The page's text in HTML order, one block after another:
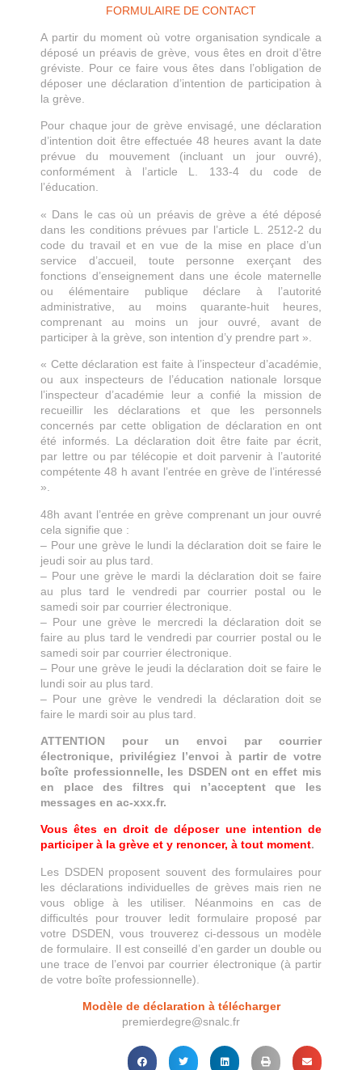
FORMULAIRE DE CONTACT
A partir du moment où votre organisation syndicale a
déposé un préavis de grève, vous êtes en droit d’être
gréviste. Pour ce faire vous êtes dans l’obligation de
déposer une déclaration d’intention de participation à
la grève.
Pour chaque jour de grève envisagé, une déclaration
d’intention doit être effectuée 48 heures avant la date
prévue du mouvement (incluant un jour ouvré),
conformément à l’article L. 133-4 du code de
l’éducation.
« Dans le cas où un préavis de grève a été déposé
dans les conditions prévues par l’article L. 2512-2 du
code du travail et en vue de la mise en place d’un
service d’accueil, toute personne exerçant des
fonctions d’enseignement dans une école maternelle
ou élémentaire publique déclare à l’autorité
administrative, au moins quarante-huit heures,
comprenant au moins un jour ouvré, avant de
participer à la grève, son intention d’y prendre part ».
« Cette déclaration est faite à l’inspecteur d’académie,
ou aux inspecteurs de l’éducation nationale lorsque
l’inspecteur d’académie leur a confié la mission de
recueillir les déclarations et que les personnels
concernés par cette obligation de déclaration en ont
été informés. La déclaration doit être faite par écrit,
par lettre ou par télécopie et doit parvenir à l’autorité
compétente 48 h avant l’entrée en grève de l’intéressé
».
48h avant l’entrée en grève comprenant un jour ouvré
cela signifie que :
– Pour une grève le lundi la déclaration doit se faire le
jeudi soir au plus tard.
– Pour une grève le mardi la déclaration doit se faire
au plus tard le vendredi par courrier postal ou le
samedi soir par courrier électronique.
– Pour une grève le mercredi la déclaration doit se
faire au plus tard le vendredi par courrier postal ou le
samedi soir par courrier électronique.
– Pour une grève le jeudi la déclaration doit se faire le
lundi soir au plus tard.
– Pour une grève le vendredi la déclaration doit se
faire le mardi soir au plus tard.
ATTENTION pour un envoi par courrier
électronique, privilégiez l’envoi à partir de votre
boîte professionnelle, les DSDEN ont en effet mis
en place des filtres qui n’acceptent que les
messages en ac-xxx.fr.
Vous êtes en droit de déposer une intention de
participer à la grève et y renoncer, à tout moment.
Les DSDEN proposent souvent des formulaires pour
les déclarations individuelles de grèves mais rien ne
vous oblige à les utiliser. Néanmoins en cas de
difficultés pour trouver ledit formulaire proposé par
votre DSDEN, vous trouverez ci-dessous un modèle
de formulaire. Il est conseillé d’en garder un double ou
une trace de l’envoi par courrier électronique (à partir
de votre boîte professionnelle).
Modèle de déclaration à télécharger
premierdegre@snalc.fr